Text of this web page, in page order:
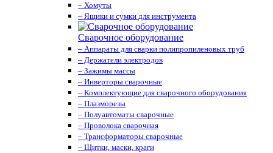
– Хомуты
– Ящики и сумки для инструмента
Сварочное оборудование
– Аппараты для сварки полипропиленовых труб
– Держатели электродов
– Зажимы массы
– Инверторы сварочные
– Комплектующие для сварочного оборудования
– Плазморезы
– Полуавтоматы сварочные
– Проволока сварочная
– Трансформаторы сварочные
– Щитки, маски, краги